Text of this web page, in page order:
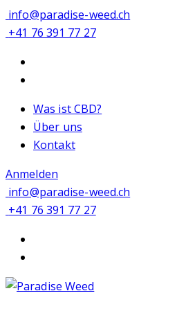
info@paradise-weed.ch
+41 76 391 77 27
Was ist CBD?
Über uns
Kontakt
Anmelden
info@paradise-weed.ch
+41 76 391 77 27